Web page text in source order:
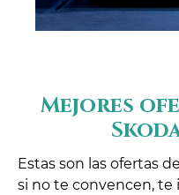
Mejores
Estas son las ofertas
si no te convencen, te